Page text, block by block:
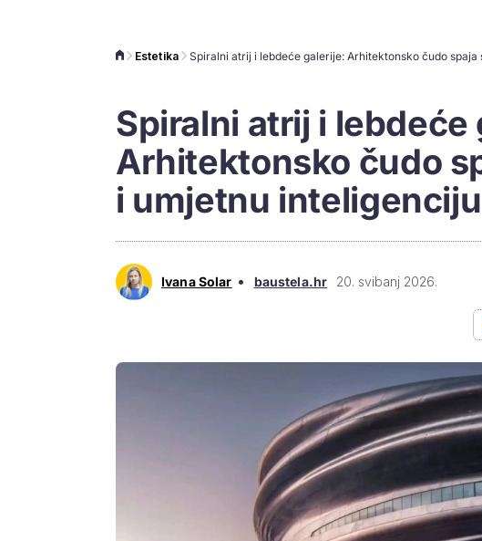
Estetika
Spiralni atrij i lebdeće
Arhitektonsko čudo
i umjetnu inteligenciju
Ivana Solar • baustela.hr 20. svibanj 2026.